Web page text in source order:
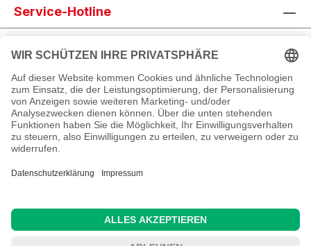
Service-Hotline
Informationen
Newsletter abonnieren
Alle Preise inkl. gesetzl. Mehrwertsteuer zzgl.